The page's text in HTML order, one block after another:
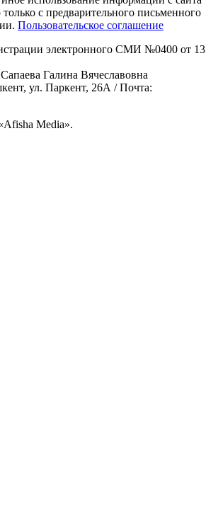
с предварительного письменного
Пользовательское соглашение
электронного СМИ №0400 от 13
Галина Вячеславовна
ул. Паркент, 26А / Почта:
Media».